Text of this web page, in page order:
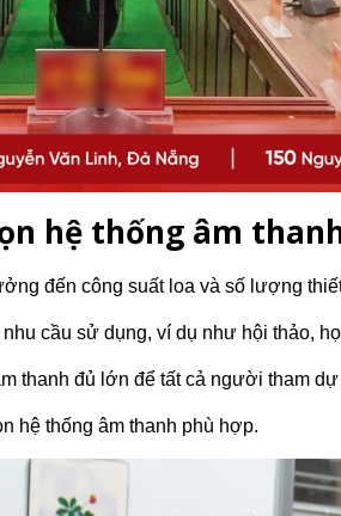
hệ thống âm
đến công suất loa và số lượng
cầu sử dụng, ví dụ như hội thảo,
thanh đủ lớn để tất cả người tham
hệ thống âm thanh phù hợp.